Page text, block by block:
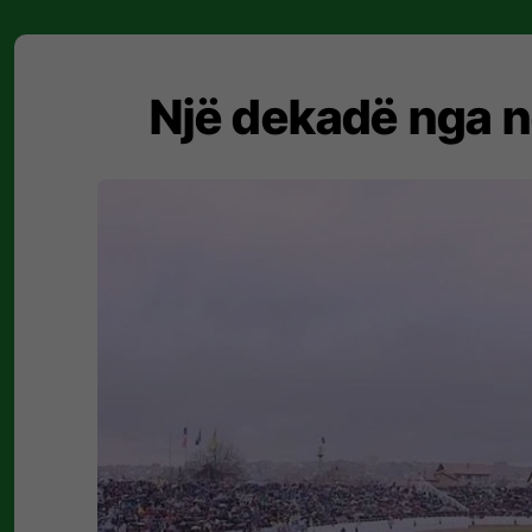
Një dekadë nga